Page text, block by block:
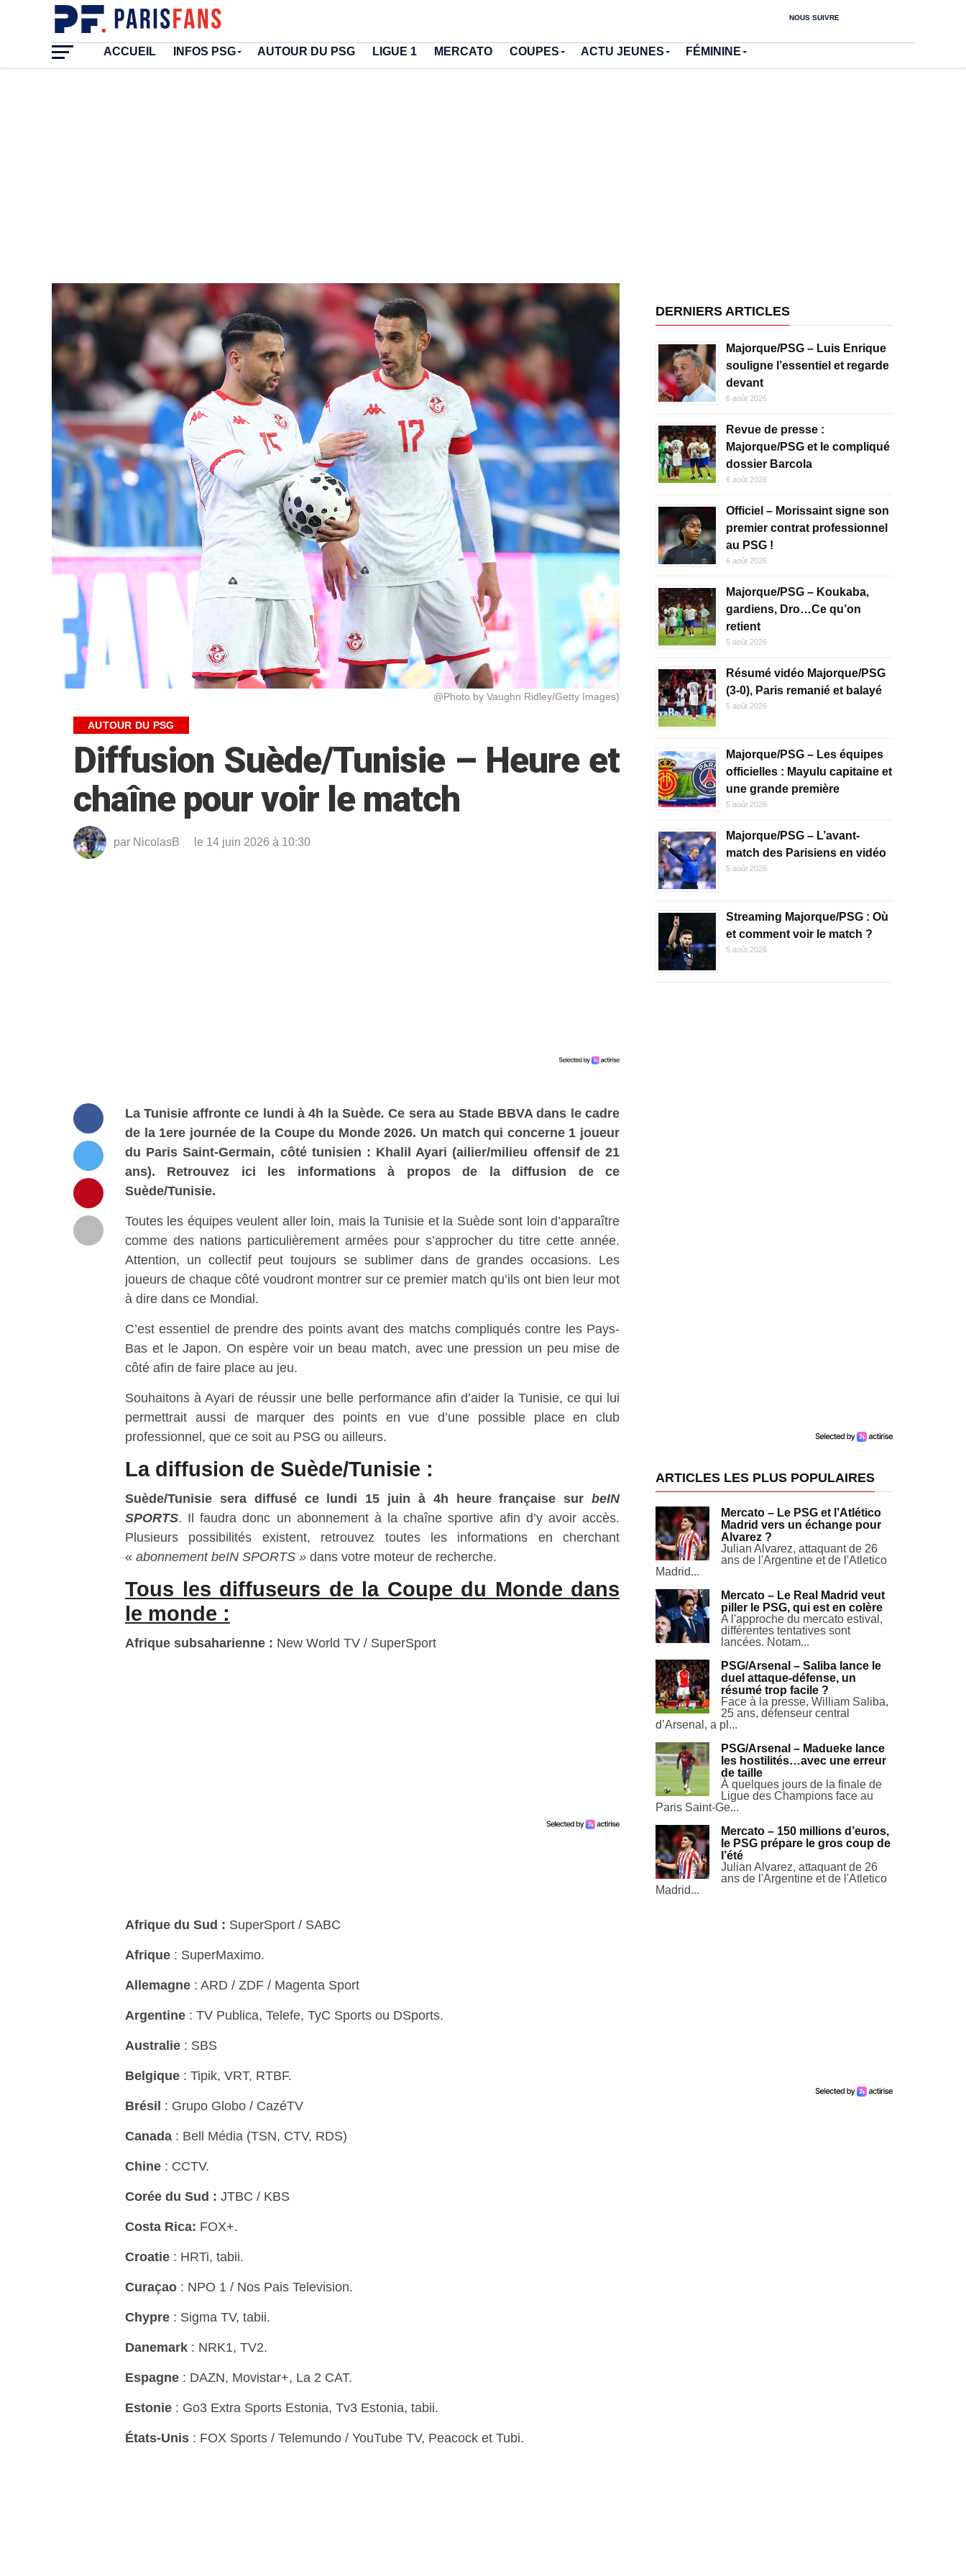
NOUS SUIVRE
ACCUEIL INFOS PSG AUTOUR DU PSG LIGUE 1 MERCATO COUPES ACTU JEUNES FÉMININE
@Photo by Vaughn Ridley/Getty Images)
AUTOUR DU PSG
Diffusion Suède/Tunisie – Heure et
chaîne pour voir le match
par NicolasB le 14 juin 2026 à 10:30
La Tunisie affronte ce lundi à 4h la Suède.Ce sera au Stade BBVA dans le cadre
de la 1ere journée de la Coupe du Monde 2026. Un match qui concerne 1 joueur
du Paris Saint-Germain, côté tunisien : Khalil Ayari (ailier/milieu offensif de 21
ans). Retrouvez ici les informations à propos de la diffusion de ce
Suède/Tunisie.
Toutes les équipes veulent aller loin, mais la Tunisie et la Suède sont loin d’apparaître
comme des nations particulièrement armées pour s’approcher du titre cette année.
Attention, un collectif peut toujours se sublimer dans de grandes occasions. Les
joueurs de chaque côté voudront montrer sur ce premier match qu’ils ont bien leur mot
à dire dans ce Mondial.
C’est essentiel de prendre des points avant des matchs compliqués contre les Pays-
Bas et le Japon. On espère voir un beau match, avec une pression un peu mise de
côté afin de faire place au jeu.
Souhaitons à Ayari de réussir une belle performance afin d’aider la Tunisie, ce qui lui
permettrait aussi de marquer des points en vue d’une possible place en club
professionnel, que ce soit au PSG ou ailleurs.
La diffusion de Suède/Tunisie :
Suède/Tunisie sera diffusé ce lundi 15 juin à 4h heure française surbeIN
SPORTS. Il faudra donc un abonnement à la chaîne sportive afin d’y avoir accès.
Plusieurs possibilités existent, retrouvez toutes les informations en cherchant
« abonnement beIN SPORTS » dans votre moteur de recherche.
Tous les diffuseurs de la Coupe du Monde dans
le monde :
Afrique subsaharienne : New World TV / SuperSport
Afrique du Sud : SuperSport / SABC
Afrique : SuperMaximo.
Allemagne : ARD / ZDF / Magenta Sport
Argentine : TV Publica, Telefe, TyC Sports ou DSports.
Australie : SBS
Belgique : Tipik, VRT, RTBF.
Brésil : Grupo Globo / CazéTV
Canada : Bell Média (TSN, CTV, RDS)
Chine : CCTV.
Corée du Sud : JTBC / KBS
Costa Rica: FOX+.
Croatie : HRTi, tabii.
Curaçao : NPO 1 / Nos Pais Television.
Chypre : Sigma TV, tabii.
Danemark : NRK1, TV2.
Espagne : DAZN, Movistar+, La 2 CAT.
Estonie : Go3 Extra Sports Estonia, Tv3 Estonia, tabii.
États-Unis : FOX Sports / Telemundo / YouTube TV, Peacock et Tubi.
DERNIERS ARTICLES
Majorque/PSG – Luis Enrique
souligne l’essentiel et regarde
devant
6 août 2026
Revue de presse :
Majorque/PSG et le compliqué
dossier Barcola
6 août 2026
Officiel – Morissaint signe son
premier contrat professionnel
au PSG !
6 août 2026
Majorque/PSG – Koukaba,
gardiens, Dro…Ce qu’on
retient
5 août 2026
Résumé vidéo Majorque/PSG
(3-0), Paris remanié et balayé
5 août 2026
Majorque/PSG – Les équipes
officielles : Mayulu capitaine et
une grande première
5 août 2026
Majorque/PSG – L’avant-
match des Parisiens en vidéo
5 août 2026
Streaming Majorque/PSG : Où
et comment voir le match ?
5 août 2026
ARTICLES LES PLUS POPULAIRES
Mercato – Le PSG et l’Atlético
Madrid vers un échange pour
Alvarez ?
Julian Alvarez, attaquant de 26
ans de l'Argentine et de l'Atletico
Madrid...
Mercato – Le Real Madrid veut
piller le PSG, qui est en colère
A l'approche du mercato estival,
différentes tentatives sont
lancées. Notam...
PSG/Arsenal – Saliba lance le
duel attaque-défense, un
résumé trop facile ?
Face à la presse, William Saliba,
25 ans, défenseur central
d’Arsenal, a pl...
PSG/Arsenal – Madueke lance
les hostilités…avec une erreur
de taille
À quelques jours de la finale de
Ligue des Champions face au
Paris Saint-Ge...
Mercato – 150 millions d’euros,
le PSG prépare le gros coup de
l’été
Julian Alvarez, attaquant de 26
ans de l'Argentine et de l'Atletico
Madrid...